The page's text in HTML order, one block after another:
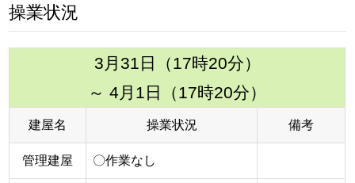
操業状況
3月31日（17時20分）
～ 4月1日（17時20分）
建屋名 操業状況 備考
管理建屋 〇作業なし